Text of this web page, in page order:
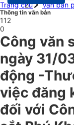
Trang chủ
Văn bản
Thông tin văn bản
112
0
Công văn
ngày 31/
động -
việc đăng
đối với